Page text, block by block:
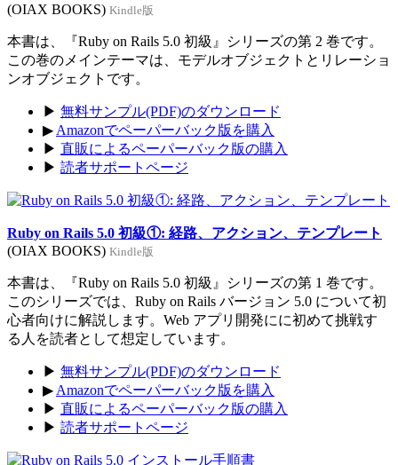
(OIAX BOOKS) Kindle版
本書は、『Ruby on Rails 5.0 初級』シリーズの第 2 巻です。
この巻のメインテーマは、モデルオブジェクトとリレーショ
ンオブジェクトです。
▶ 無料サンプル(PDF)のダウンロード
▶ Amazonでペーパーバック版を購入
▶ 直販によるペーパーバック版の購入
▶ 読者サポートページ
Ruby on Rails 5.0 初級①: 経路、アクション、テンプレート
(OIAX BOOKS) Kindle版
本書は、『Ruby on Rails 5.0 初級』シリーズの第 1 巻です。
このシリーズでは、Ruby on Rails バージョン 5.0 について初
心者向けに解説します。Web アプリ開発にに初めて挑戦す
る人を読者として想定しています。
▶ 無料サンプル(PDF)のダウンロード
▶ Amazonでペーパーバック版を購入
▶ 直販によるペーパーバック版の購入
▶ 読者サポートページ